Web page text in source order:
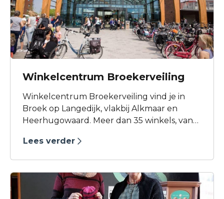
Winkelcentrum Broekerveiling
Winkelcentrum Broekerveiling vind je in
Broek op Langedijk, vlakbij Alkmaar en
Heerhugowaard. Meer dan 35 winkels, van
minder bekende, maar zeker niet minder
Lees verder